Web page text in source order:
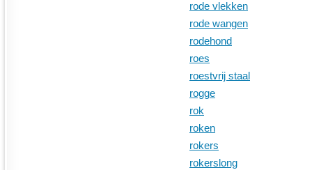
rode vlekken
rode wangen
rodehond
roes
roestvrij staal
rogge
rok
roken
rokers
rokerslong